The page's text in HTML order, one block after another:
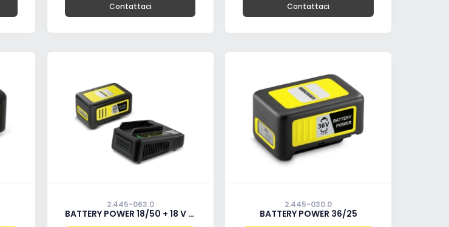
Contattaci Contattaci
2.445-063.0
BATTERY POWER 18/50 + 18 V FAST CHARGER
2.445-030.0
BATTERY POWER 36/25